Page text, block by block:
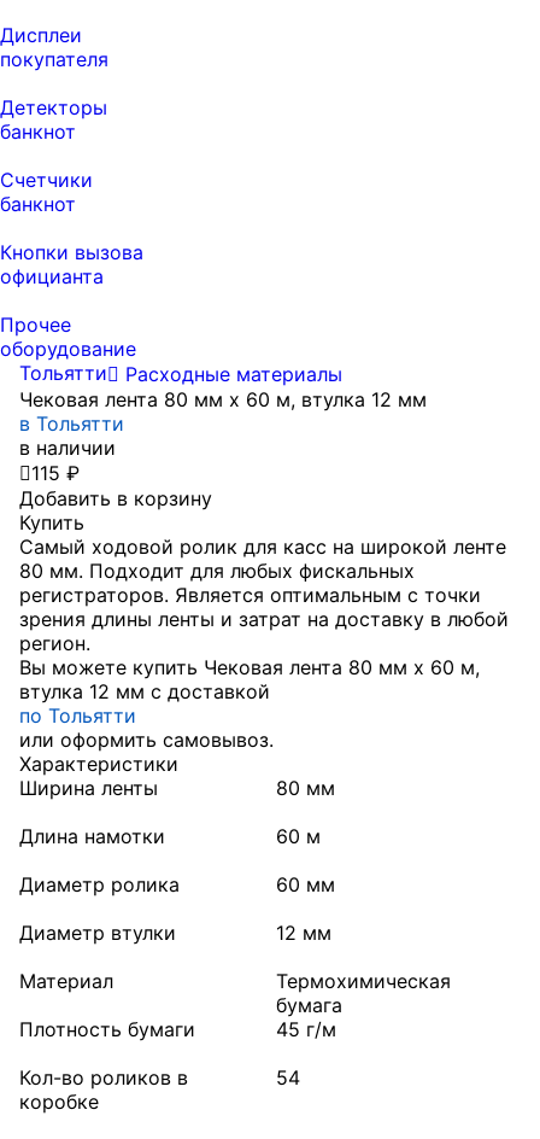
Дисплеи
покупателя
Детекторы
банкнот
Счетчики
банкнот
Кнопки вызова
официанта
Прочее
оборудование
Тольятти
Расходные материалы
Чековая лента 80 мм x 60 м, втулка 12 мм
в Тольятти
в наличии
115 ₽
Добавить в корзину
Купить
Самый ходовой ролик для касс на широкой ленте
80 мм. Подходит для любых фискальных
регистраторов. Является оптимальным с точки
зрения длины ленты и затрат на доставку в любой
регион.
Вы можете купить Чековая лента 80 мм x 60 м,
втулка 12 мм с доставкой
по Тольятти
или оформить самовывоз.
Характеристики
Ширина ленты
80 мм
Длина намотки
60 м
Диаметр ролика
60 мм
Диаметр втулки
12 мм
Материал
Термохимическая
бумага
Плотность бумаги
45 г/м
Кол-во роликов в
коробке
54